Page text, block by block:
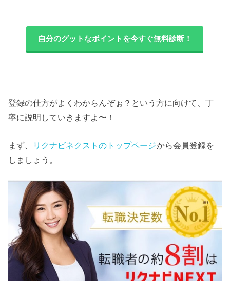
自分のグットなポイントを今すぐ無料診断！
登録の仕方がよくわからんぞぉ？という方に向けて、丁
寧に説明していきますよ〜！
まず、 リクナビネクストのトップページから会員登録を
しましょう。